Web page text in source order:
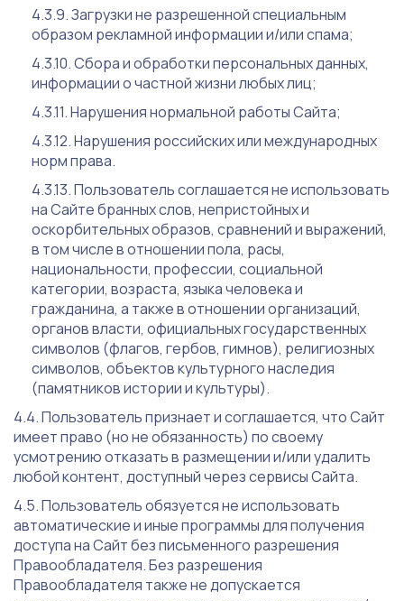
Загрузки не разрешенной специальным
образом рекламной информации и/или спама;
Сбора и обработки персональных данных,
информации о частной жизни любых лиц;
Нарушения нормальной работы Сайта;
Нарушения российских или международных
норм права.
Пользователь соглашается не использовать
на Сайте бранных слов, непристойных и
оскорбительных образов, сравнений и выражений,
в том числе в отношении пола, расы,
национальности, профессии, социальной
категории, возраста, языка человека и
гражданина, а также в отношении организаций,
органов власти, официальных государственных
символов (флагов, гербов, гимнов), религиозных
символов, объектов культурного наследия
(памятников истории и культуры).
Пользователь признает и соглашается, что Сайт
имеет право (но не обязанность) по своему
усмотрению отказать в размещении и/или удалить
любой контент, доступный через сервисы Сайта.
Пользователь обязуется не использовать
автоматические и иные программы для получения
доступа на Сайт без письменного разрешения
Правообладателя. Без разрешения
Правообладателя также не допускается